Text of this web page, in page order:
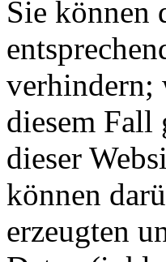
Sie können
verhindern;
diesem Fall
dieser
können
erzeugten